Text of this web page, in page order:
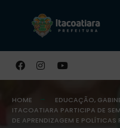
HOME EDUCAÇÃO,
ITACOATIARA PARTICIPA DE
DE APRENDIZAGEM E POLÍTICAS
Buscar